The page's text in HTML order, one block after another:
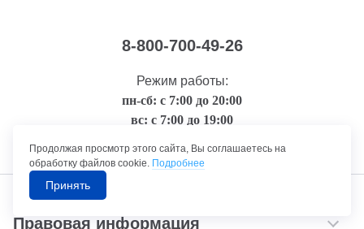
8-800-700-49-26
Режим работы:
пн-сб: с 7:00 до 20:00
вс: с 7:00 до 19:00
Правовая информация
Продолжая просмотр этого сайта, Вы соглашаетесь на
обработку файлов cookie. Подробнее
Принять